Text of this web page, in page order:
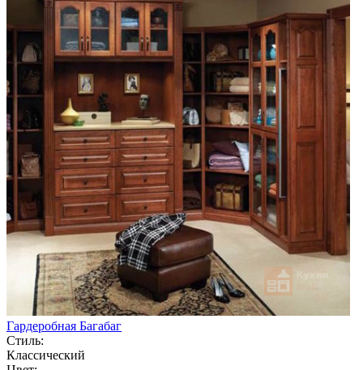
Гардеробная Багабаг
Стиль:
Классический